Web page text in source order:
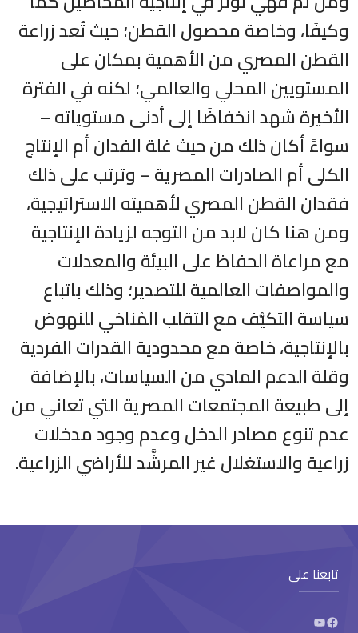
وكيفًا، وخاصة محصول القطن؛ حيث تُعد زراعة
القطن المصري من الأهمية بمكان على
المستويين المحلي والعالمي؛ لكنه في الفترة
الأخيرة شهد انخفاضًا إلى أدنى مستوياته –
سواءً أكان ذلك من حيث غلة الفدان أم الإنتاج
الكلى أم الصادرات المصرية – وترتب على ذلك
فقدان القطن المصري لأهميته الاستراتيجية،
ومن هنا كان لابد من التوجه لزيادة الإنتاجية
مع مراعاة الحفاظ على البيئة والمعدلات
والمواصفات العالمية للتصدير؛ وذلك باتباع
سياسة التكيُّف مع التقلب المُناخي للنهوض
بالإنتاجية، خاصة مع محدودية القدرات الفردية
وقلة الدعم المادي من السياسات، بالإضافة
إلى طبيعة المجتمعات المصرية التي تعاني من
عدم تنوع مصادر الدخل وعدم وجود مدخلات
زراعية والاستغلال غير المرشَّد للأراضي الزراعية.
تابعنا على